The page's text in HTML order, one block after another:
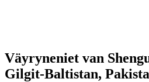
Väyryneniet van
Gilgit-Baltistan,